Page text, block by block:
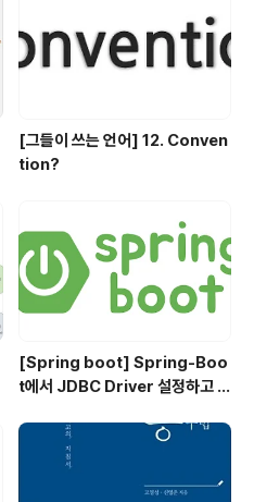
[그들이 쓰는 언어] 12. Conven
tion?
[Spring boot] Spring-Boo
t에서 JDBC Driver 설정하고 사